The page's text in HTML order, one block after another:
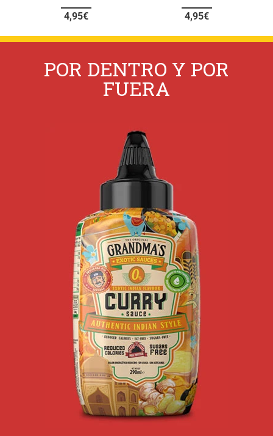
4,95€ 4,95€
POR DENTRO Y POR
FUERA